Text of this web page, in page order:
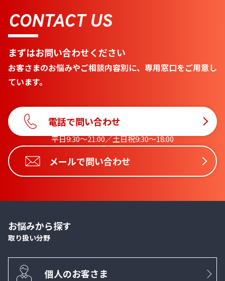
CONTACT US
まずはお問い合わせください
お客さまのお悩みやご相談内容別に、専用窓口をご用意し
ています。
電話で問い合わせ
平日9:30〜21:00／土日祝9:30〜18:00
メールで問い合わせ
お悩みから探す
取り扱い分野
個人のお客さま